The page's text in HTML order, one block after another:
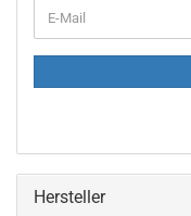
Hersteller